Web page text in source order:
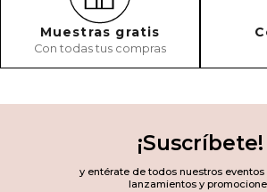
Muestras gratis
Con todas tus compras
¡Suscríbete!
y entérate de todos nuestros eventos
lanzamientos y